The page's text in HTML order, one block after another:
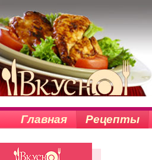
Главная Рецепты